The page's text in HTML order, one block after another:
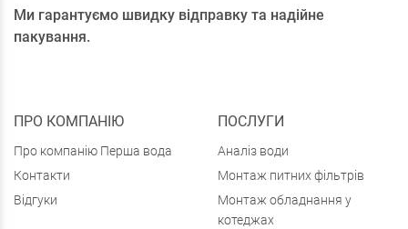
Ми гарантуємо швидку відправку та надійне
пакування.
ПРО КОМПАНІЮ
Про компанію Перша вода
Контакти
Відгуки
ПОСЛУГИ
Аналіз води
Монтаж питних фільтрів
Монтаж обладнання у
котеджах